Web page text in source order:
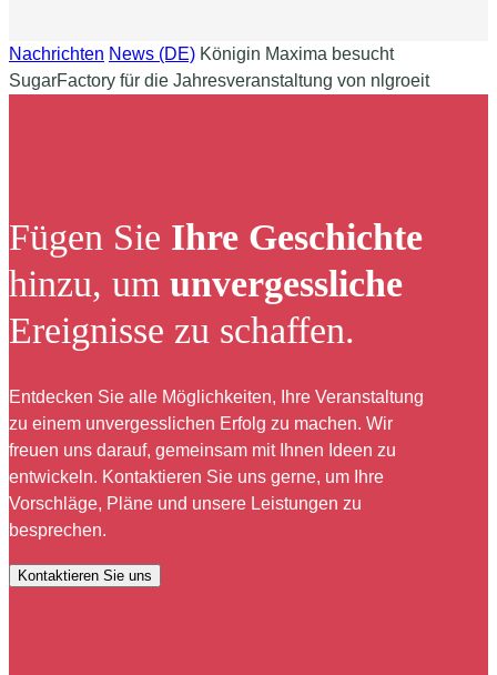
Nachrichten News (DE) Königin Maxima besucht
SugarFactory für die Jahresveranstaltung von nlgroeit
Fügen Sie Ihre Geschichte
hinzu, um unvergessliche
Ereignisse zu schaffen.
Entdecken Sie alle Möglichkeiten, Ihre Veranstaltung
zu einem unvergesslichen Erfolg zu machen. Wir
freuen uns darauf, gemeinsam mit Ihnen Ideen zu
entwickeln. Kontaktieren Sie uns gerne, um Ihre
Vorschläge, Pläne und unsere Leistungen zu
besprechen.
Kontaktieren Sie uns